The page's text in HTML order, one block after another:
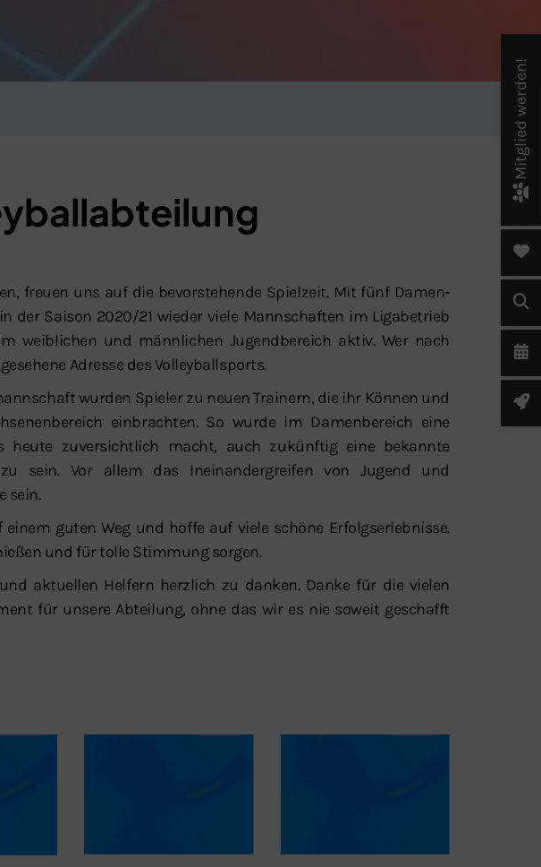
freuen uns auf die bevorstehende Spielzeit. Mit fünf Damen-
der Saison 2020/21 wieder viele Mannschaften im Ligabetrieb
weiblichen und männlichen Jugendbereich aktiv. Wer nach
Adresse des Volleyballsports.
wurden Spieler zu neuen Trainern, die ihr Können und
einbrachten. So wurde im Damenbereich eine
heute zuversichtlich macht, auch zukünftig eine bekannte
sein. Vor allem das Ineinandergreifen von Jugend und
sein.
guten Weg und hoffe auf viele schöne Erfolgserlebnisse.
und für tolle Stimmung sorgen.
aktuellen Helfern herzlich zu danken. Danke für die vielen
für unsere Abteilung, ohne das wir es nie soweit geschafft
Mitglied werden!